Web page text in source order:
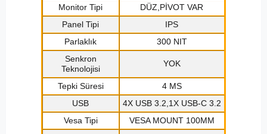
Monitor Tipi
DÜZ,PİVOT VAR
Panel Tipi
IPS
Parlaklık
300 NIT
Senkron
Teknolojisi
YOK
Tepki Süresi
4 MS
USB
4X USB 3.2,1X USB-C 3.2
Vesa Tipi
VESA MOUNT 100MM